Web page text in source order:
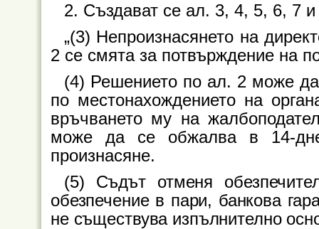
2. Създават се ал. 3, 4, 5, 6, 7
„(3) Непроизнасянето на
2 се смята за потвърждение на
(4) Решението по ал. 2 може
по местонахождението на
връчването му на
може да се обжалва в 14-
произнасяне.
(5) Съдът отменя
обезпечение в пари, банкова
не съществува изпълнително